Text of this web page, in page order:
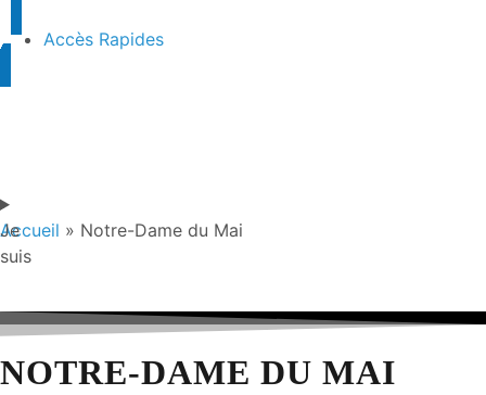
Accès Rapides
Je
suis
Accueil » Notre-Dame du Mai
NOTRE-DAME DU MAI